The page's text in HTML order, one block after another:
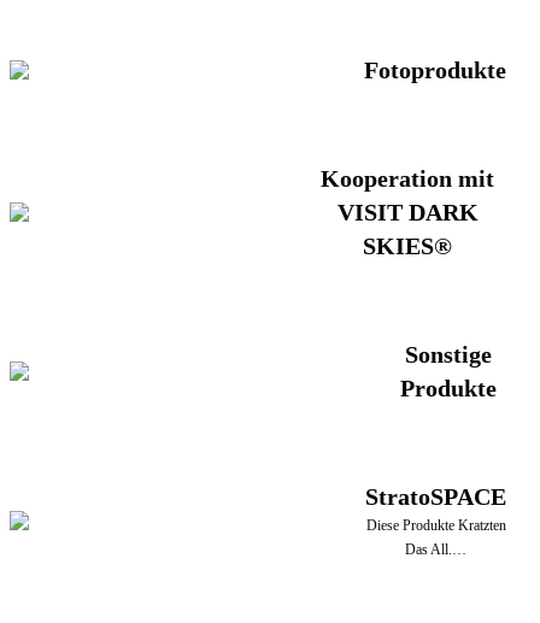
Fotoprodukte
Kooperation mit
VISIT DARK
SKIES®
Sonstige
Produkte
StratoSPACE
Diese Produkte Kratzten
Das All.…